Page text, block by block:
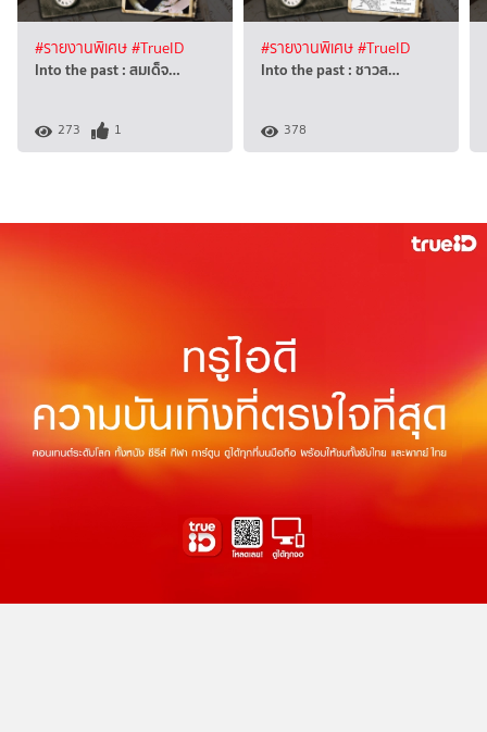
#รายงานพิเศษ#TrueID
Into the past : สมเด็จ…
273 1
#รายงานพิเศษ#TrueID
Into the past : ชาวส…
378